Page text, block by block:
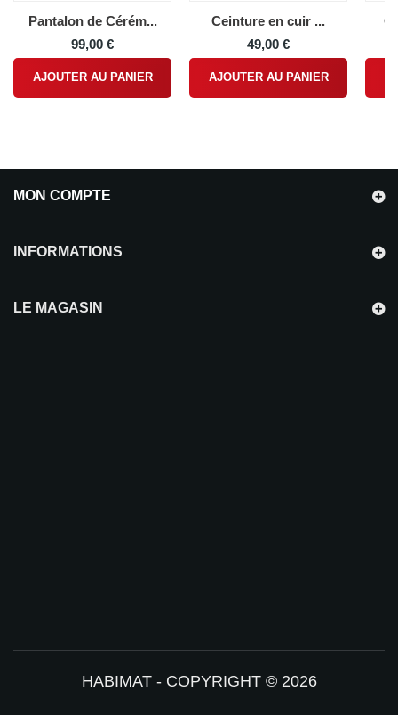
Pantalon de Cérém...
99,00 €
AJOUTER AU PANIER
Ceinture en cuir ...
49,00 €
AJOUTER AU PANIER
MON COMPTE
INFORMATIONS
HABIMAT - COPYRIGHT © 2026
LE MAGASIN